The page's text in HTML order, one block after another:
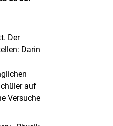
Der
Darin
auf
Versuche